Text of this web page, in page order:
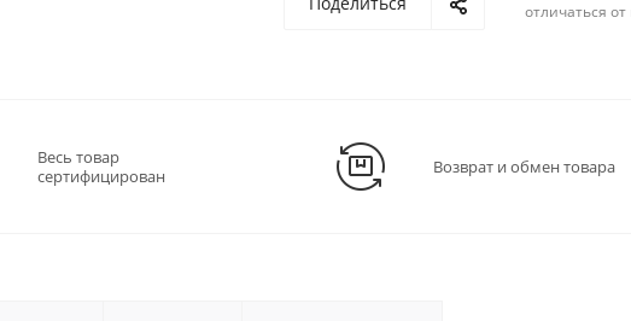
отличаться
Весь товар
сертифицирован
Возврат и обмен товара